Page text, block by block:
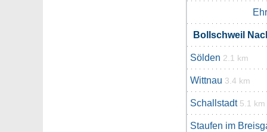
Bollschweil
Sölden 2.1 km
Wittnau 3.4 km
Schallstadt 5.1 km
Staufen im